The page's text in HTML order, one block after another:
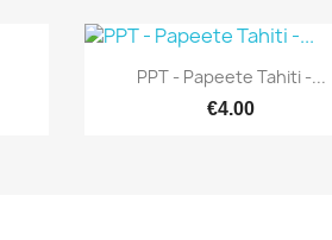
Quick view
PPT - Papeete Tahiti -...
€4.00